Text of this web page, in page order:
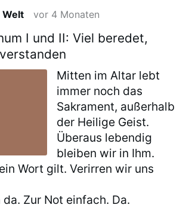
Welt vor 4 Monaten
I und II: Viel beredet,
Mitten im Altar lebt
immer noch das
Sakrament, außerhalb
der Heilige Geist.
Überaus lebendig
bleiben wir in Ihm.
Wort gilt. Verirren wir uns
da. Zur Not einfach. Da.